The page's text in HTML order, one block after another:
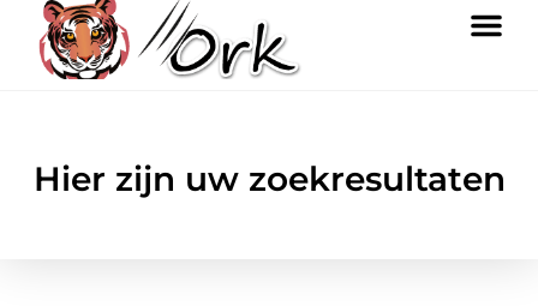
Hier zijn uw zoekresultaten